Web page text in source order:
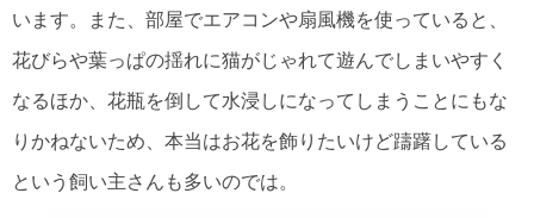
います。また、部屋でエアコンや扇風機を使っていると、
花びらや葉っぱの揺れに猫がじゃれて遊んでしまいやすく
なるほか、花瓶を倒して水浸しになってしまうことにもな
りかねないため、本当はお花を飾りたいけど躊躇している
という飼い主さんも多いのでは。